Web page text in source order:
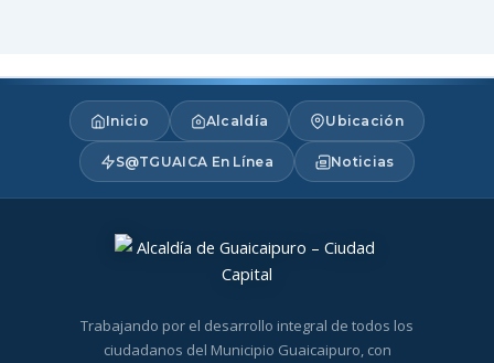
Inicio Alcaldía Ubicación
S@TGUAICA En Línea Noticias
Trabajando por el desarrollo integral de todos los
ciudadanos del Municipio Guaicaipuro, con